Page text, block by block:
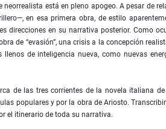
está en pleno apogeo. A pesar de
en esa primera obra, de estilo
direcciones en su narrativa posterior. Como
de “evasión”, una crisis a la concepción
de inteligencia nueva, como nuevas
de las tres corrientes de la novela italiana
populares y por la obra de Ariosto.
el itinerario de toda su narrativa.